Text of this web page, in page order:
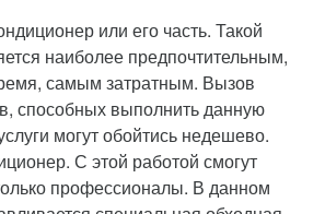
или его часть. Такой
наиболее предпочтительным,
самым затратным. Вызов
способных выполнить данную
могут обойтись недешево.
С этой работой смогут
профессионалы. В данном